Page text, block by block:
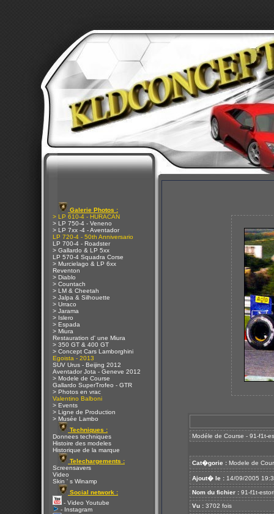
Galerie Photos :
> LP 610-4 - HURACAN
> LP 750-4 - Veneno
> LP 7xx -4 - Aventador
LP 720-4 - 50th Anniversario
LP 700-4 - Roadster
> Gallardo & LP 5xx
LP 570-4 Squadra Corse
> Murcielago & LP 6xx
Reventon
> Diablo
> Countach
> LM & Cheetah
> Jalpa & Silhouette
> Urraco
> Jarama
> Islero
> Espada
> Miura
Restauration d' une Miura
> 350 GT & 400 GT
> Concept Cars Lamborghini
Egoista - 2013
SUV Urus - Beijing 2012
Aventador Jota - Geneve 2012
> Modele de Course
Gallardo SuperTrofeo - GTR
> Photos en vrac
Valentino Balboni
> Events
> Ligne de Production
> Musée Lambo
Techniques :
Donnees techniques
Histoire des modeles
Historique de la marque
Telechargements :
Screensavers
Video
Skin ' s Winamp
Social network :
- Video Youtube
- Instagram
Modéle de Course - 91-f1t-
Cat�gorie : Modele de
Ajout� le : 14/09/2005
Nom du fichier : 91-f1t-
Vu : 3702 fois